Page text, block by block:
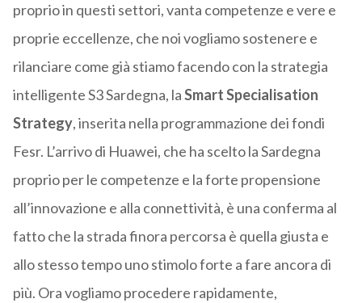
proprio in questi settori, vanta competenze e vere e
proprie eccellenze, che noi vogliamo sostenere e
rilanciare come già stiamo facendo con la strategia
intelligente S3 Sardegna, laSmart Specialisation
Strategy, inserita nella programmazione dei fondi
Fesr. L’arrivo di Huawei, che ha scelto la Sardegna
proprio per le competenze e la forte propensione
all’innovazione e alla connettività, è una conferma al
fatto che la strada finora percorsa è quella giusta e
allo stesso tempo uno stimolo forte a fare ancora di
più. Ora vogliamo procedere rapidamente,